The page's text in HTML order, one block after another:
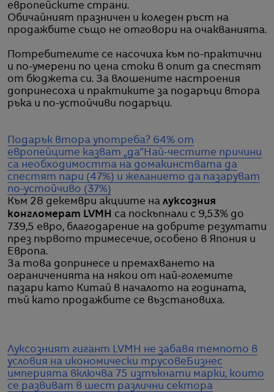
европейските страни.
Обичайният празничен и коледен ръст на
продажбите също не отговори на очакванията.
Потребителите се насочиха към по-практични
и по-умерени по цена стоки в опит да спестят
от бюджета си. За влошените настроения
допринесоха и практиките за подаръци втора
ръка и по-устойчиви подаръци.
Подарък втора употреба? 64% от
европейците казват „да“ Най-честите причини
са необходимостта на домакинствата да
спестят пари (47%) и желанието да пазаруват
по-устойчиво (37%)
Към 28 декември акциите на луксозния
конгломерат LVMH са поскъпнали с 9,53% до
739,5 евро, благодарение на добрите резултати
през първото тримесечие, особено в Япония и
Европа.
За това допринесе и премахването на
ограниченията на някои от най-големите
пазари като Китай в началото на годината,
тъй като продажбите се възстановиха.
Луксозният гигант LVMH не забавя темпото в
условия на икономически трусове Бизнес
империята включва 75 изтъкнати марки, които
се развиват в шест различни сектора